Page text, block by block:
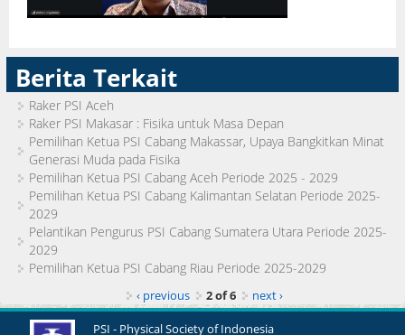
Berita Terkait
Raker PSI Aceh
Raker PSI Makasar : Fisika untuk Masa Depan
Pemilihan Ketua PSI Cabang Makassar, Upaya Bangkitkan Minat
Generasi Muda pada Fisika
Pemilihan Ketua PSI Cabang Aceh Periode 2025 - 2029
Pemilihan Ketua PSI Cabang Kalimantan Selatan Periode 2025-
2029
Pelantikan Pengurus PSI Cabang Sumatera Utara Periode 2025-
2029
Pemilihan Ketua PSI Cabang Riau Periode 2025-2029
‹ previous 2 of 6 next ›
PSI - Physical Society of Indonesia